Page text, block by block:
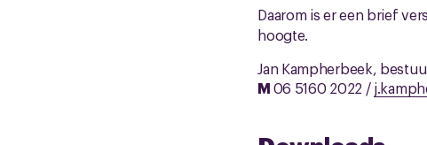
Daarom is er een brief
hoogte.
Jan Kampherbeek,
M06 5160 2022 /